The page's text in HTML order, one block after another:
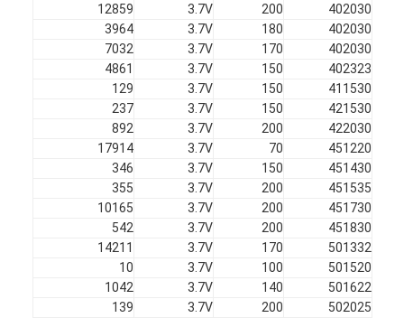
402030
200
3.7V
12859
402030
180
3.7V
3964
402030
170
3.7V
7032
402323
150
3.7V
4861
411530
150
3.7V
129
421530
150
3.7V
237
422030
200
3.7V
892
451220
70
3.7V
17914
451430
150
3.7V
346
451535
200
3.7V
355
451730
200
3.7V
10165
451830
200
3.7V
542
501332
170
3.7V
14211
501520
100
3.7V
10
501622
140
3.7V
1042
502025
200
3.7V
139